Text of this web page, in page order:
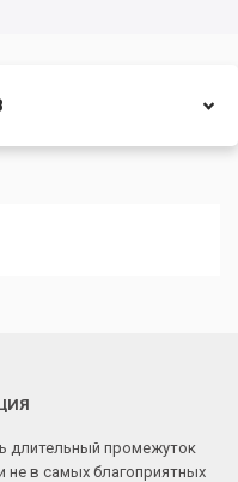
длительный промежуток
в самых благоприятных